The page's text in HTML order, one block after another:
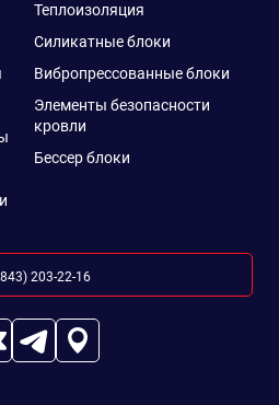
Теплоизоляция
Силикатные блоки
Вибропрессованные блоки
Элементы безопасности
кровли
Бессер блоки
203-22-16